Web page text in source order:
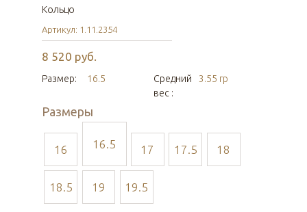
Кольцо
Артикул: 1.11.2354
8 520 руб.
Размер: 16.5
Средний
вес :
3.55 гр
Размеры
16 16.5 17 17.5 18
18.5 19 19.5